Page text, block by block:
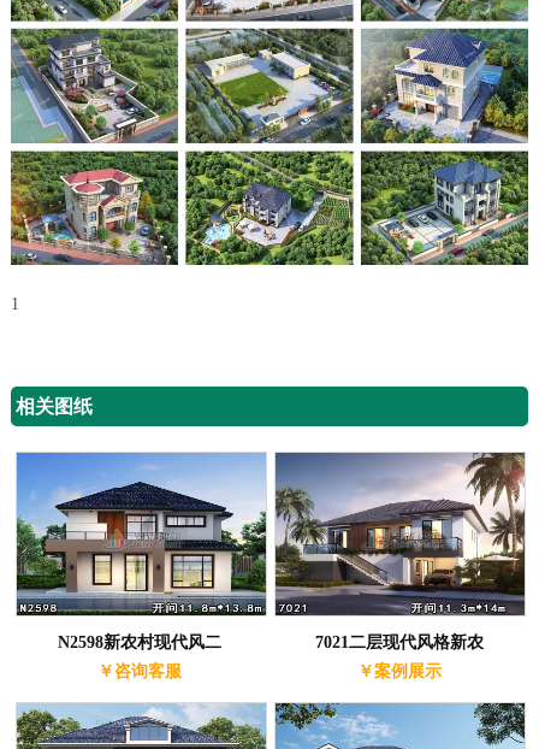
1
相关图纸
N2598新农村现代风二
￥咨询客服
7021二层现代风格新农
￥案例展示